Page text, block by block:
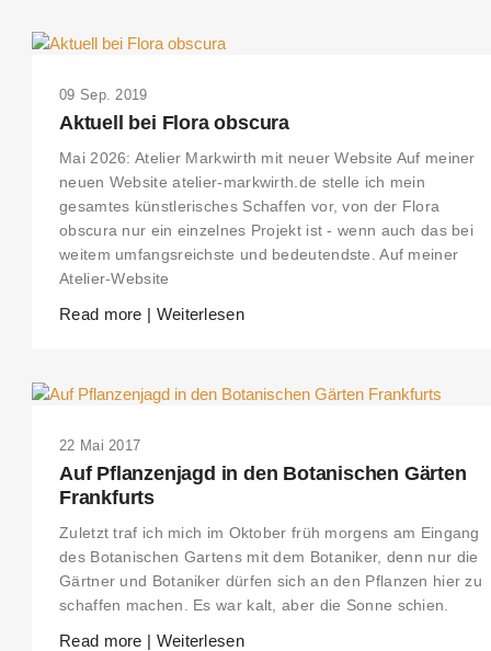
09 Sep. 2019
Aktuell bei Flora obscura
Mai 2026: Atelier Markwirth mit neuer Website Auf meiner
neuen Website atelier-markwirth.de stelle ich mein
gesamtes künstlerisches Schaffen vor, von der Flora
obscura nur ein einzelnes Projekt ist - wenn auch das bei
weitem umfangsreichste und bedeutendste. Auf meiner
Atelier-Website
Read more | Weiterlesen
22 Mai 2017
Auf Pflanzenjagd in den Botanischen Gärten
Frankfurts
Zuletzt traf ich mich im Oktober früh morgens am Eingang
des Botanischen Gartens mit dem Botaniker, denn nur die
Gärtner und Botaniker dürfen sich an den Pflanzen hier zu
schaffen machen. Es war kalt, aber die Sonne schien.
Read more | Weiterlesen